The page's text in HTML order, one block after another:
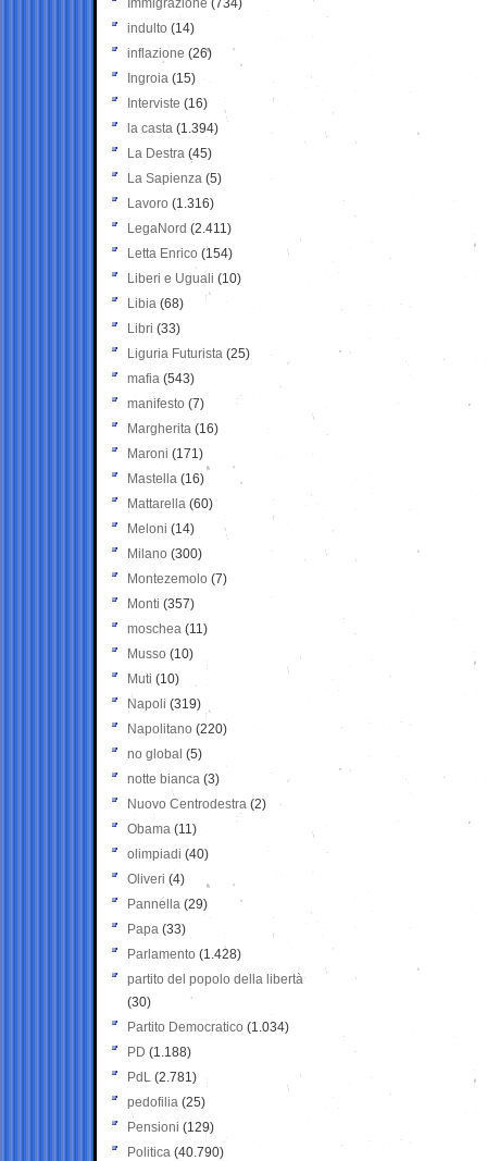
Immigrazione (734)
indulto (14)
inflazione (26)
Ingroia (15)
Interviste (16)
la casta (1.394)
La Destra (45)
La Sapienza (5)
Lavoro (1.316)
LegaNord (2.411)
Letta Enrico (154)
Liberi e Uguali (10)
Libia (68)
Libri (33)
Liguria Futurista (25)
mafia (543)
manifesto (7)
Margherita (16)
Maroni (171)
Mastella (16)
Mattarella (60)
Meloni (14)
Milano (300)
Montezemolo (7)
Monti (357)
moschea (11)
Musso (10)
Muti (10)
Napoli (319)
Napolitano (220)
no global (5)
notte bianca (3)
Nuovo Centrodestra (2)
Obama (11)
olimpiadi (40)
Oliveri (4)
Pannella (29)
Papa (33)
Parlamento (1.428)
partito del popolo della libertà
(30)
Partito Democratico (1.034)
PD (1.188)
PdL (2.781)
pedofilia (25)
Pensioni (129)
Politica (40.790)